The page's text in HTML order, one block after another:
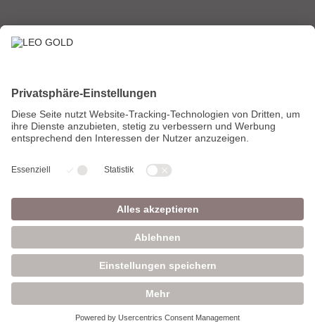
HOME
Über uns
Onlineshop
Kontakt
SHOP
Kaffee
Abonnements
Zubehör
AGB
Versandkosten
Datenschutz
KONTAKT
Querumer Straße 3
38104 Braunschweig
Telefon 0531 - 1217354
info@leogold.de